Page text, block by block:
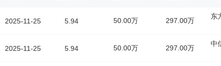
2025-11-25
2025-11-25
5.94 50.00万 297.00万
东
5.94 50.00万 297.00万
中